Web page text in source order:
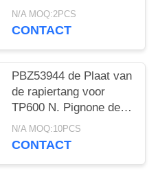
Rapier van het het
Wielpbz48739 Rapier
N/A MOQ:2PCS
CONTACT
PBZ53944 de Plaat van
de rapiertang voor
TP600 N. Pignone de
Vervangstukken van
het Rapierweefgetouw
N/A MOQ:10PCS
CONTACT